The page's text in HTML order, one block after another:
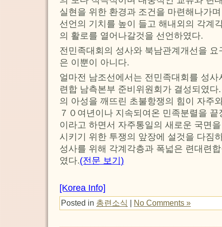
실현을 위한 환경과 조건을 마련해나가
선언의 기치를 높이 들고 해내외의 각계
의 활로를 열어나갈것을 선언하였다.
전민족대회의 성사와 북남관계개선을
은 이뿐이 아니다.
얼마전 남조선에서는 전민족대회를 성
련합 남측본부 준비위원회가 결성되였
의 아성을 깨뜨린 초불항쟁의 힘이 자주
７０여년이나 지속되여온 민족분렬을
이라고 하면서 자주통일의 새로운 국면
시키기 위한 투쟁의 앞장에 설것을 다짐
성사를 위해 각계각층과 폭넓은 련대련
였다.(전문 보기)
[Korea Info]
Posted in 총련소식 | No Comments »